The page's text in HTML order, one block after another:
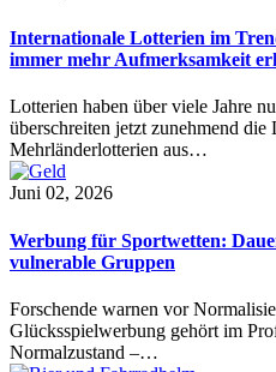
Internationale Lotterien im
immer mehr Aufmerksamkeit
Lotterien haben über viele Jahre
überschreiten jetzt zunehmend die
Mehrländerlotterien aus…
Juni 02, 2026
Werbung für Sportwetten:
vulnerable Gruppen
Forschende warnen vor
Glücksspielwerbung gehört im
Normalzustand –…